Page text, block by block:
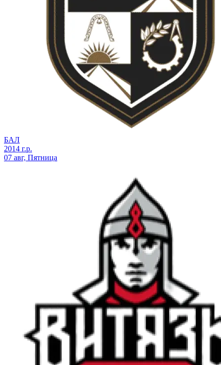
БАЛ
2014 г.р.
07 авг, Пятница